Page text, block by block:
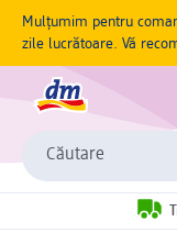
Mulțumim pentru
zile lucrătoare. Vă
Căutare